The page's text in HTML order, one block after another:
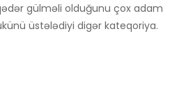
gülməli olduğunu çox adam
üstələdiyi digər kateqoriya.